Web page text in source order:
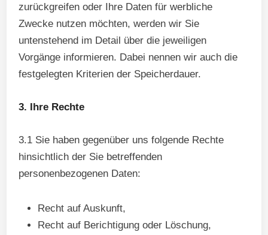
zurückgreifen oder Ihre Daten für werbliche
Zwecke nutzen möchten, werden wir Sie
untenstehend im Detail über die jeweiligen
Vorgänge informieren. Dabei nennen wir auch die
festgelegten Kriterien der Speicherdauer.
3. Ihre Rechte
3.1 Sie haben gegenüber uns folgende Rechte
hinsichtlich der Sie betreffenden
personenbezogenen Daten:
Recht auf Auskunft,
Recht auf Berichtigung oder Löschung,